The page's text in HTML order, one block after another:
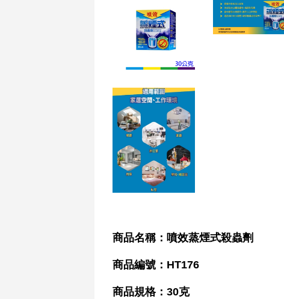
商品名稱：噴效蒸煙式殺蟲劑
商品編號：HT176
商品規格： 30克